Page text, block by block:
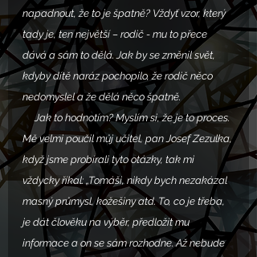
napadnout, že to je špatně? Vždyť vzor, který
tady je, ten největší – rodič - mu to přece
dává a sám to dělá. Jak by se změnil svět,
kdyby dítě naráz pochopilo, že rodič něco
nedomyslel a že dělá něco špatně.
     Jak to hodnotím? Myslím si, že je to proces.
Mě velmi poučil můj učitel, pan Josef Zezulka,
když jsme probírali tyto otázky, tak mi
vždycky říkal: „Tomáši, nikdy bych nezakázal
masný průmysl, kožešiny atd. To, co je třeba,
je dát člověku na výběr, předložit mu
informace a on se sám rozhodne. Až nebude